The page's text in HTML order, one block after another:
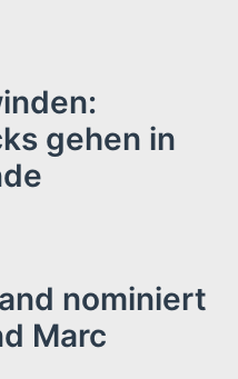
gehen in
nominiert
Marc